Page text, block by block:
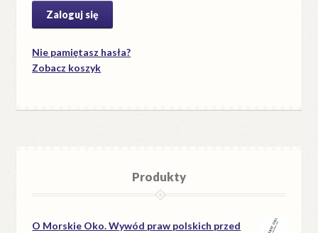
Nie pamiętasz hasła?
Zobacz koszyk
Produkty
O Morskie Oko. Wywód praw polskich przed